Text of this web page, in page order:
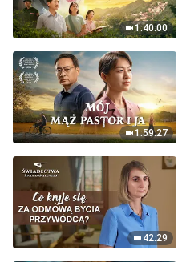
1:40:00
1:59:27
42:29